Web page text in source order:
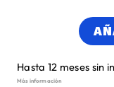
Hasta 12 meses sin
Más información